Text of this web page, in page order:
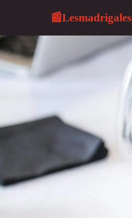
📰Lesmadrigales